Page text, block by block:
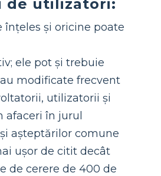
de utilizatori:
înțeles și oricine poate
ele pot și trebuie
modificate frecvent
utilizatorii și
afaceri în jurul
așteptărilor comune
ușor de citit decât
de cerere de 400 de